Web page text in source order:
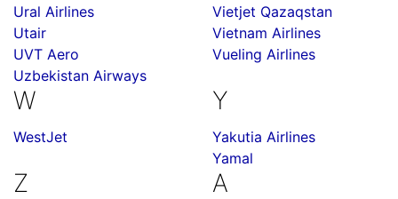
Ural Airlines
Utair
UVT Aero
Uzbekistan Airways
Vietjet Qazaqstan
Vietnam Airlines
Vueling Airlines
W
WestJet
Y
Yakutia Airlines
Yamal
Z А